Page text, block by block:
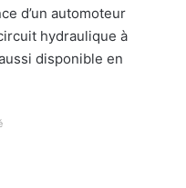
d’un automoteur
hydraulique à
disponible en